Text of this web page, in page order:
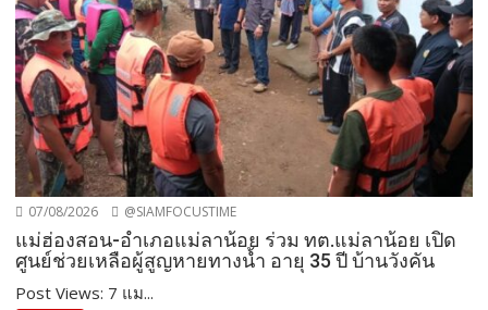
07/08/2026 @SIAMFOCUSTIME
แม่ฮ่องสอน-อำเภอแม่ลาน้อย ร่วม ทต.แม่ลาน้อย เปิด
ศูนย์ช่วยเหลือผู้สูญหายทางน้ำ อายุ 35 ปี บ้านวังคัน
Post Views: 7 แม...